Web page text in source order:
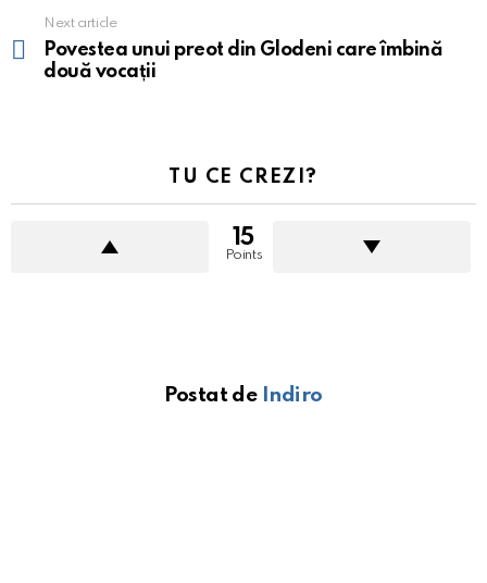
Next article
Povestea unui preot din Glodeni care îmbină
două vocații
TU CE CREZI?
15
Points
Postat de Indiro